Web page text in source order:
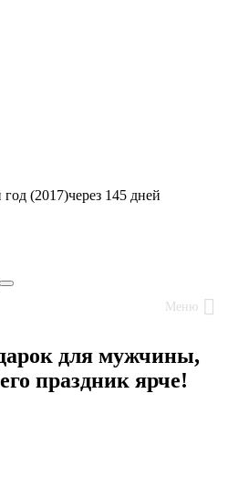
(2017)через 145 дней
Меню
для мужчины,
праздник ярче!